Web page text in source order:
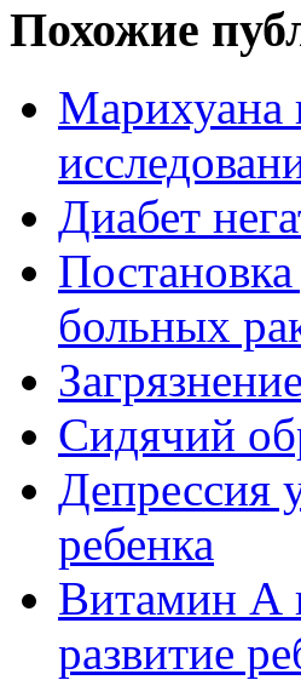
Похожие
Марихуана
Диабет
больных
Сидячий
Депрессия
ребенка
Витамин А
развитие